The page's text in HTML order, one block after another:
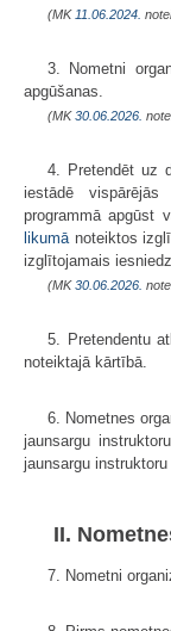
(MK 11.06.2024.
3. Nometni
apgūšanas.
(MK30.06.2026.
4. Pretendēt uz
iestādē
programmā apgūst
likumā noteiktos
izglītojamais
(MK30.06.2026.
5. Pretendentu
noteiktajā kārtībā.
6. Nometnes
jaunsargu
jaunsargu
II.
7. Nometni